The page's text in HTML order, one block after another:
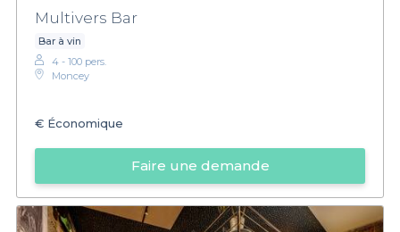
Multivers Bar
Bar à vin
4 - 100 pers.
Moncey
€ Économique
Faire une demande